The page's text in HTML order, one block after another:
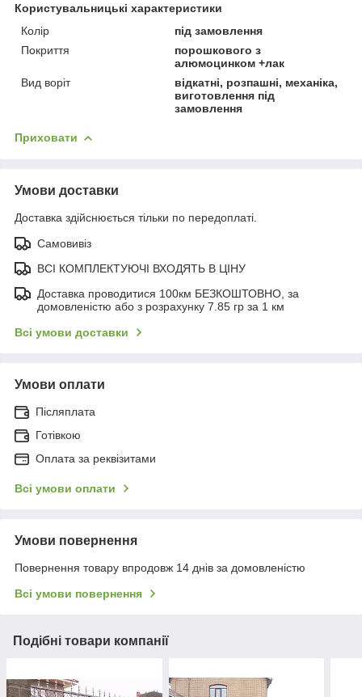
Користувальницькі характеристики
Колір
під замовлення
Покриття
порошкового з
алюмоцинком +лак
Вид воріт
відкатні, розпашні, механіка,
виготовлення під
замовлення
Приховати
Умови доставки
Доставка здійснюється тільки по передоплаті.
Самовивіз
ВСІ КОМПЛЕКТУЮЧІ ВХОДЯТЬ В ЦІНУ
Доставка проводитися 100км БЕЗКОШТОВНО, за
домовленістю або з розрахунку 7.85 гр за 1 км
Всі умови доставки
Умови оплати
Післяплата
Готівкою
Оплата за реквізитами
Всі умови оплати
Умови повернення
Повернення товару впродовж 14 днів за домовленістю
Всі умови повернення
Подібні товари компанії